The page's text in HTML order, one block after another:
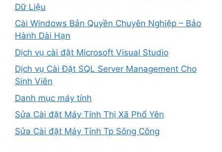
Dữ Liệu
Cài Windows Bản Quyền Chuyên Nghiệp – Bảo
Hành Dài Hạn
Dịch vụ cài đặt Microsoft Visual Studio
Dịch vụ Cài Đặt SQL Server Management Cho
Sinh Viên
Danh mục máy tính
Sửa Cài đặt Máy Tính Thị Xã Phổ Yên
Sửa Cài đặt Máy Tính Tp Sông Công